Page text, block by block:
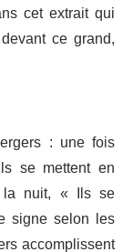
cet extrait qui
ce grand,
: une fois
se mettent en
nuit, « Ils se
signe selon les
accomplissent